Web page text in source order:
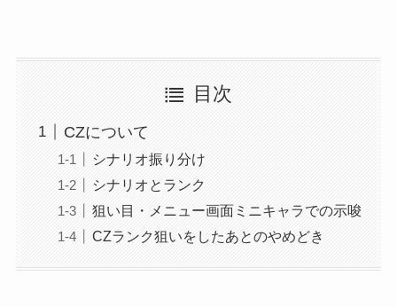
目次
CZについて
シナリオ振り分け
シナリオとランク
狙い目・メニュー画面ミニキャラでの示唆
CZランク狙いをしたあとのやめどき